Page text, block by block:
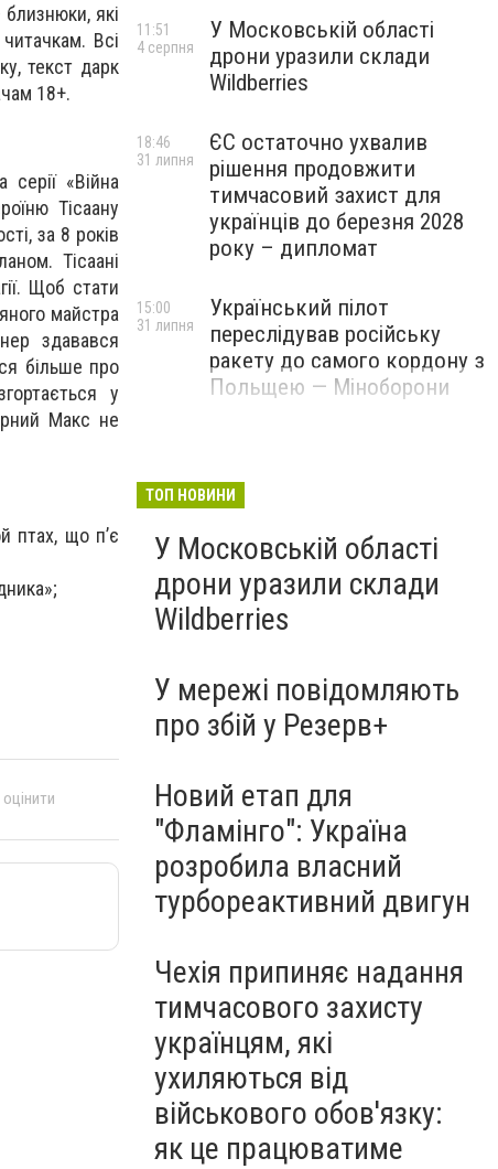
які
Всі
текст дарк
18+.
«Війна
Тісаану
за 8 років
Тісаані
Щоб стати
майстра
здавався
більше про
у
Макс не
птах, що п’є
У Московській області
дрони уразили склади
Wildberries
11:51
4 серпня
ЄС остаточно ухвалив
рішення продовжити
тимчасовий захист для
українців до березня 2028
року – дипломат
18:46
31 липня
Український пілот
переслідував російську
ракету до самого кордону з
Польщею — Міноборони
15:00
31 липня
ТОП НОВИНИ
У Московській області
дрони уразили склади
Wildberries
У мережі повідомляють
про збій у Резерв+
Новий етап для
"Фламінго": Україна
розробила власний
турбореактивний двигун
Чехія припиняє надання
тимчасового захисту
українцям, які
ухиляються від
військового обов'язку:
як це працюватиме